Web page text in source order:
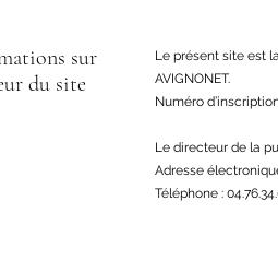
sur
du site
Le présent site est
AVIGNONET.
Numéro
Le directeur de la
Adresse
Téléphone :